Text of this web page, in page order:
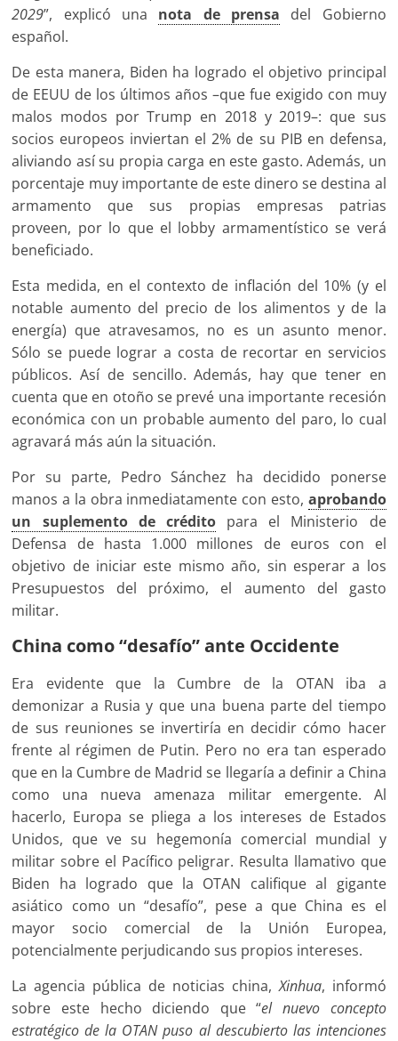
2029”, explicó una nota de prensa del Gobierno
español.
De esta manera, Biden ha logrado el objetivo principal
de EEUU de los últimos años –que fue exigido con muy
malos modos por Trump en 2018 y 2019–: que sus
socios europeos inviertan el 2% de su PIB en defensa,
aliviando así su propia carga en este gasto. Además, un
porcentaje muy importante de este dinero se destina al
armamento que sus propias empresas patrias
proveen, por lo que el lobby armamentístico se verá
beneficiado.
Esta medida, en el contexto de inflación del 10% (y el
notable aumento del precio de los alimentos y de la
energía) que atravesamos, no es un asunto menor.
Sólo se puede lograr a costa de recortar en servicios
públicos. Así de sencillo. Además, hay que tener en
cuenta que en otoño se prevé una importante recesión
económica con un probable aumento del paro, lo cual
agravará más aún la situación.
Por su parte, Pedro Sánchez ha decidido ponerse
manos a la obra inmediatamente con esto, aprobando
un suplemento de créditopara el Ministerio de
Defensa de hasta 1.000 millones de euros con el
objetivo de iniciar este mismo año, sin esperar a los
Presupuestos del próximo, el aumento del gasto
militar.
China como “desafío” ante Occidente
Era evidente que la Cumbre de la OTAN iba a
demonizar a Rusia y que una buena parte del tiempo
de sus reuniones se invertiría en decidir cómo hacer
frente al régimen de Putin. Pero no era tan esperado
que en la Cumbre de Madrid se llegaría a definir a China
como una nueva amenaza militar emergente. Al
hacerlo, Europa se pliega a los intereses de Estados
Unidos, que ve su hegemonía comercial mundial y
militar sobre el Pacífico peligrar. Resulta llamativo que
Biden ha logrado que la OTAN califique al gigante
asiático como un “desafío”, pese a que China es el
mayor socio comercial de la Unión Europea,
potencialmente perjudicando sus propios intereses.
La agencia pública de noticias china,Xinhua, informó
sobre este hecho diciendo que “el nuevo concepto
estratégico de la OTAN puso al descubierto las intenciones